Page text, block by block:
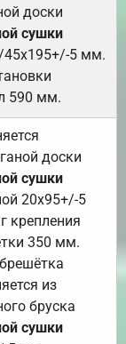
доски
сушки
45х195+/-5 мм.
590 мм.
доски
сушки
20х95+/-5
крепления
350 мм.
из
бруска
сушки